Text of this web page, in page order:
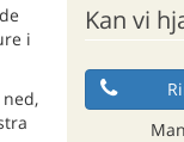
i
Kan vi